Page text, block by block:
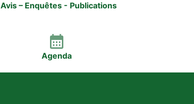
Avis – Enquêtes - Publications
Agenda